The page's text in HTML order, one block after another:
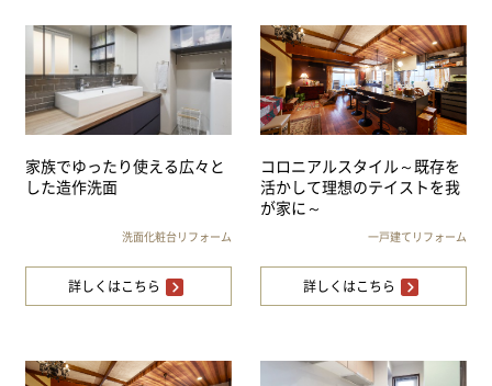
家族でゆったり使える広々と
した造作洗面
洗面化粧台リフォーム
詳しくはこちら
コロニアルスタイル～既存を
活かして理想のテイストを我
が家に～
一戸建てリフォーム
詳しくはこちら